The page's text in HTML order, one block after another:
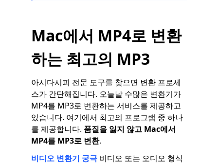
Mac에서 MP4로 변환
하는 최고의 MP3
아시다시피 전문 도구를 찾으면 변환 프로세
스가 간단해집니다. 오늘날 수많은 변환기가
MP4를 MP3로 변환하는 서비스를 제공하고
있습니다. 여기에서 최고의 프로그램 중 하나
를 제공합니다. 품질을 잃지 않고 Mac에서
MP4를 MP3로 변환.
비디오 변환기 궁극 비디오 또는 오디오 형식